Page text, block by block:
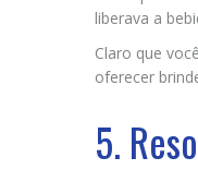
liberava a
Claro que
oferecer
5.